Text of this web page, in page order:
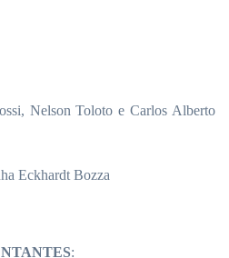
Nelson Toloto e Carlos Alberto
Eckhardt Bozza
: